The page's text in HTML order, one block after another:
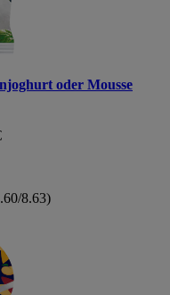
oder Mousse
8.63)